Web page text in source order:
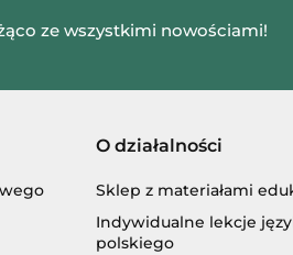
ze wszystkimi nowościami!
O działalności
Sklep z materiałami
Indywidualne lekcje
polskiego